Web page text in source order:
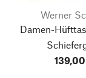
Werner
Damen-